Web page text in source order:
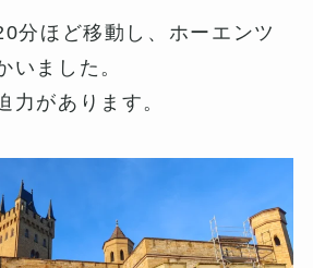
分ほど移動し、ホーエンツ
いました。
力があります。